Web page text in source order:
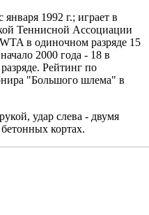
1992 г.; играет в
Теннисной Ассоциации
в одиночном разряде 15
2000 года - 18 в
Рейтинг по
"Большого шлема" в
удар слева - двумя
кортах.